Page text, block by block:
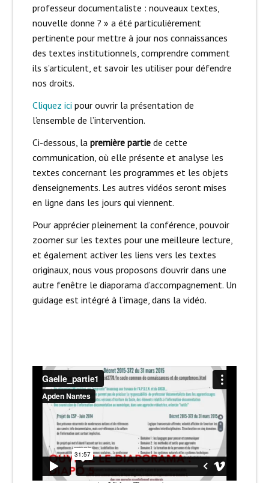
professeur documentaliste : nouveaux textes,
nouvelle donne ? » a été particulièrement
pertinente pour mettre à jour nos connaissances
des textes institutionnels, comprendre comment
ils s’articulent, et savoir les utiliser pour défendre
nos droits.
Cliquez ici pour ouvrir la présentation de
l’ensemble de l’intervention.
Ci-dessous, la première partiede cette
communication, où elle présente et analyse les
textes concernant les programmes et les objets
d’enseignements. Les autres vidéos seront mises
en ligne dans les jours qui viennent.
Pour apprécier pleinement la conférence, pouvoir
zoomer sur les textes pour une meilleure lecture,
et également activer les liens vers les textes
originaux, nous vous proposons d’ouvrir dans une
autre fenêtre le diaporama d’accompagnement. Un
guidage est intégré à l’image, dans la vidéo.